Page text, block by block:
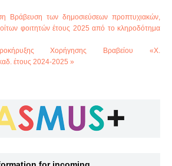
Βράβευση των δημοσιεύσεων προπτυχιακών,
φοιτητών έτους 2025 από το κληροδότημα
Χορήγησης Βραβείου «Χ.
έτους 2024-2025 »